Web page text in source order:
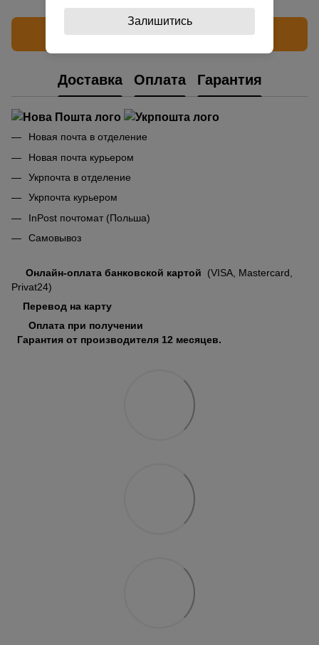
Написать отзыв
Доставка Оплата Гарантия
Новая почта в отделение
Новая почта курьером
Укрпочта в отделение
Укрпочта курьером
InPost почтомат (Польша)
Самовывоз
Онлайн-оплата банковской картой
(VISA, Mastercard,
Privat24)
Перевод на карту
Оплата при получении
Гарантия от производителя 12 месяцев.
Залишитись